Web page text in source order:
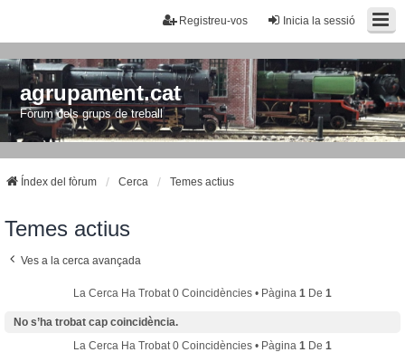
Inicia la sessió
Registreu-vos
agrupament.cat
Fòrum dels grups de treball
Índex del fòrum Cerca Temes actius
Temes actius
Ves a la cerca avançada
La Cerca Ha Trobat 0 Coincidències • Pàgina 1 De 1
No s’ha trobat cap coincidència.
La Cerca Ha Trobat 0 Coincidències • Pàgina 1 De 1